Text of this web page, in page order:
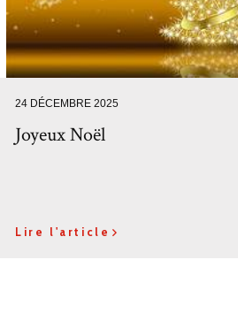
24 DÉCEMBRE 2025
Joyeux Noël
Lire l'article